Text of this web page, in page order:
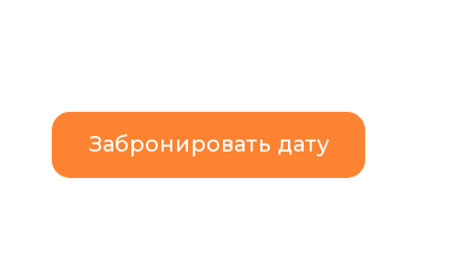
Забронировать дату